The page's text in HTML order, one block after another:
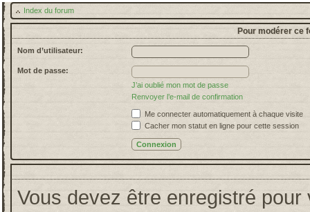
Index du forum
Pour modérer ce
Nom d’utilisateur:
Mot de passe:
J’ai oublié mon mot de passe
Renvoyer l’e-mail de confirmation
Me connecter automatiquement à chaque visite
Cacher mon statut en ligne pour cette session
Vous devez être enregistré pour